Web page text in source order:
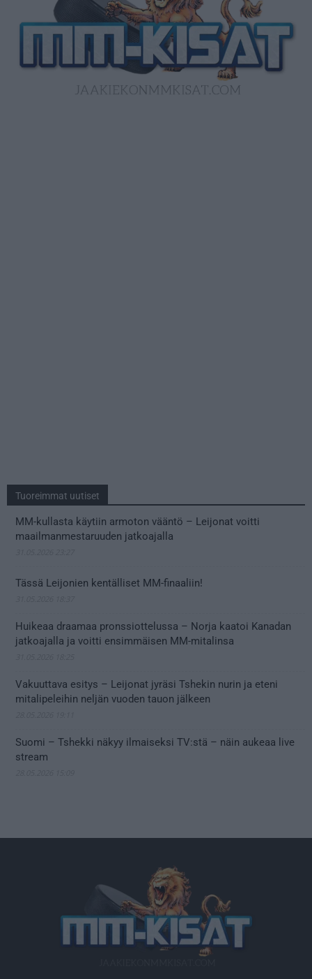
Tuoreimmat uutiset
MM-kullasta käytiin armoton vääntö – Leijonat voitti
maailmanmestaruuden jatkoajalla
Tässä Leijonien kentälliset MM-finaaliin!
Huikeaa draamaa pronssiottelussa – Norja kaatoi Kanadan
jatkoajalla ja voitti ensimmäisen MM-mitalinsa
Vakuuttava esitys – Leijonat jyräsi Tshekin nurin ja eteni
mitalipeleihin neljän vuoden tauon jälkeen
Suomi – Tshekki näkyy ilmaiseksi TV:stä – näin aukeaa live
stream